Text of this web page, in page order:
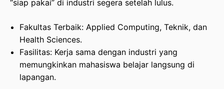
“siap pakai” di industri segera setelah lulus.
Fakultas Terbaik: Applied Computing, Teknik, dan
Health Sciences.
Fasilitas: Kerja sama dengan industri yang
memungkinkan mahasiswa belajar langsung di
lapangan.